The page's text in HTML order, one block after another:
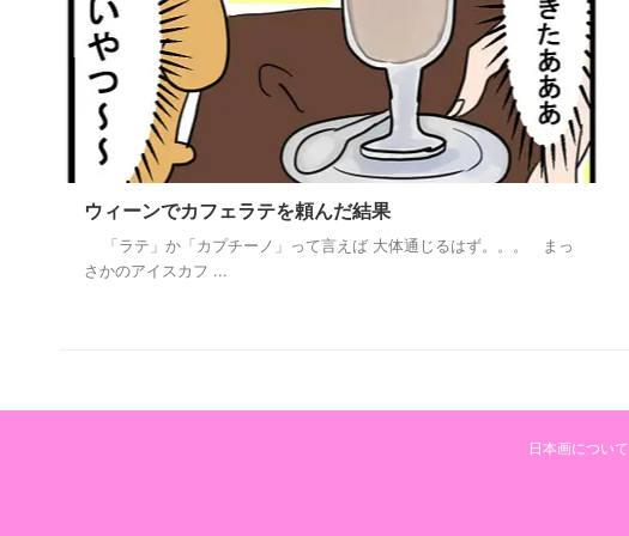
ウィーンでカフェラテを頼んだ結果
「ラテ」か「カプチーノ」って言えば 大体通じるはず。。。 まっ
さかのアイスカフ ...
日本画について